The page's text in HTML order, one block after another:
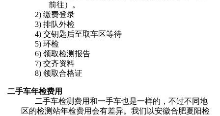
前往）。
2) 缴费登录
3) 排队外检
4) 交钥匙后至取车区等待
5) 环检
6) 领取检测报告
7) 交齐资料
8) 领取合格证
二手车年检费用
二手车检测费用和一手车也是一样的，不过不同地
区的检测站年检费用会有差异。我们以安徽合肥夏阳检